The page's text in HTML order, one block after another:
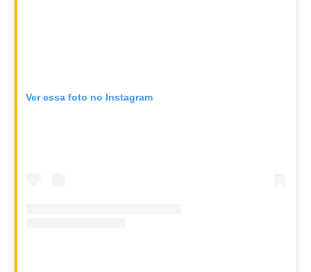
Ver essa foto no Instagram